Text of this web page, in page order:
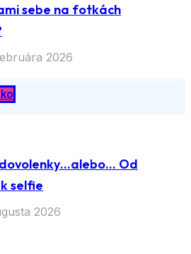
sebe na fotkách
2026
Od
selfie
2026